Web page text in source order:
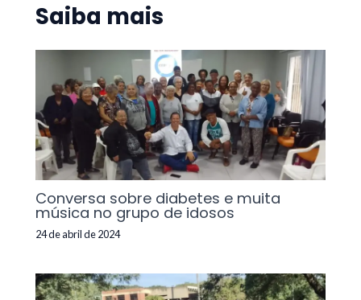
Saiba mais
Conversa sobre diabetes e muita
música no grupo de idosos
24 de abril de 2024